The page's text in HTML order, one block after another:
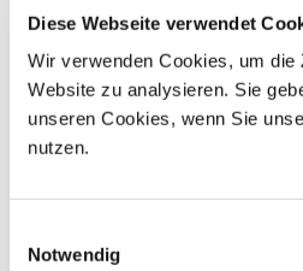
Diese Webseite verwendet
Wir verwenden Cookies, um die
Website zu analysieren. Sie
unseren Cookies, wenn Sie
nutzen.
Notwendig
10 11 12 13
17 18 19 20
24 25 26 27